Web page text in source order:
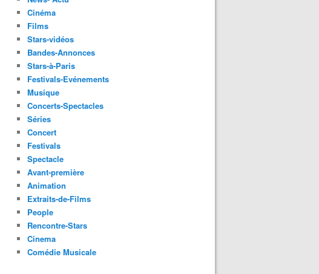
Cinéma
Films
Stars-vidéos
Bandes-Annonces
Stars-à-Paris
Festivals-Evénements
Musique
Concerts-Spectacles
Séries
Concert
Festivals
Spectacle
Avant-première
Animation
Extraits-de-Films
People
Rencontre-Stars
Cinema
Comédie Musicale